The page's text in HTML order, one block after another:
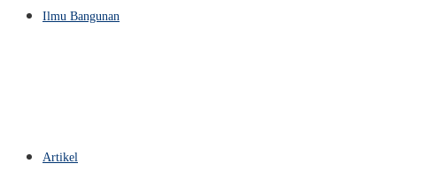
Ilmu Bangunan
Artikel